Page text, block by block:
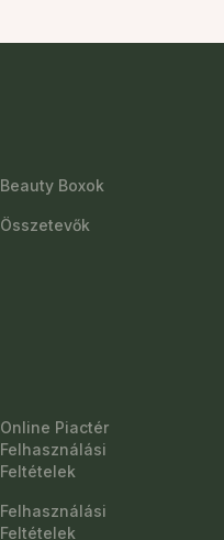
Beauty Boxok
Összetevők
Online Piactér
Felhasználási
Feltételek
Felhasználási
Feltételek